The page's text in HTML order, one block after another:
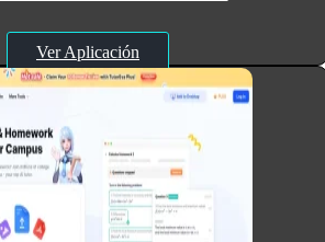
Ver Aplicación